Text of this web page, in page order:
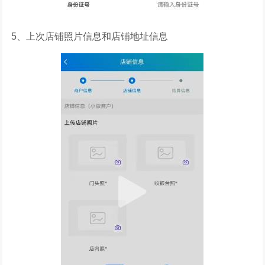
5、上次店铺照片信息和店铺地址信息